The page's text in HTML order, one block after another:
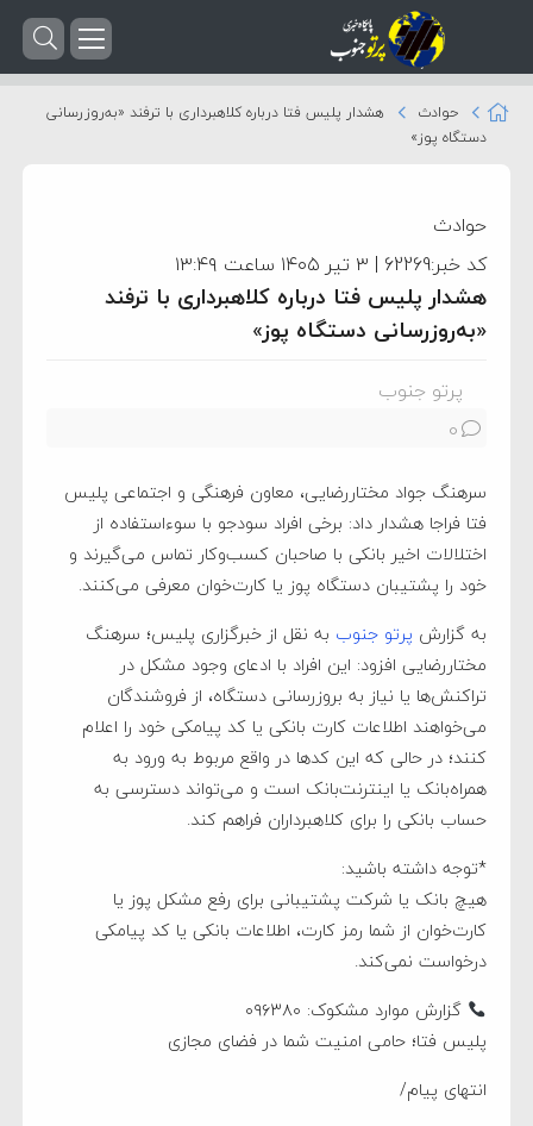
حوادث
هشدار پلیس فتا درباره کلاهبرداری با ترفند «به‌روزرسانی
دستگاه پوز»
حوادث
کد خبر:62269 | ۳ تیر ۱۴۰۵ ساعت ۱۳:۴۹
هشدار پلیس فتا درباره کلاهبرداری با ترفند
«به‌روزرسانی دستگاه پوز»
پرتو جنوب
0
سرهنگ جواد مختاررضایی، معاون فرهنگی و اجتماعی پلیس
فتا فراجا هشدار داد: برخی افراد سودجو با سوءاستفاده از
اختلالات اخیر بانکی با صاحبان کسب‌وکار تماس می‌گیرند و
خود را پشتیبان دستگاه پوز یا کارت‌خوان معرفی می‌کنند.
به گزارش پرتو جنوب به نقل از خبرگزاری پلیس؛ سرهنگ
مختاررضایی افزود: این افراد با ادعای وجود مشکل در
تراکنش‌ها یا نیاز به بروزرسانی دستگاه، از فروشندگان
می‌خواهند اطلاعات کارت بانکی یا کد پیامکی خود را اعلام
کنند؛ در حالی که این کدها در واقع مربوط به ورود به
همراه‌بانک یا اینترنت‌بانک است و می‌تواند دسترسی به
حساب بانکی را برای کلاهبرداران فراهم کند.
*توجه داشته باشید:
هیچ بانک یا شرکت پشتیبانی برای رفع مشکل پوز یا
کارت‌خوان از شما رمز کارت، اطلاعات بانکی یا کد پیامکی
درخواست نمی‌کند.
گزارش موارد مشکوک: ۰۹۶۳۸۰
پلیس فتا؛ حامی امنیت شما در فضای مجازی
انتهای پیام/